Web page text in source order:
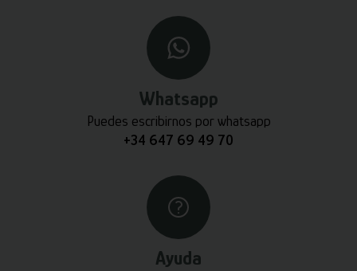
Whatsapp
Puedes escribirnos por whatsapp
+34 647 69 49 70
Ayuda